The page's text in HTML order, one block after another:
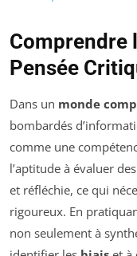
Comprendre
Pensée
Dans un monde
bombardés
comme une
l’aptitude à évaluer
et réfléchie, ce qui
rigoureux. En
non seulement à